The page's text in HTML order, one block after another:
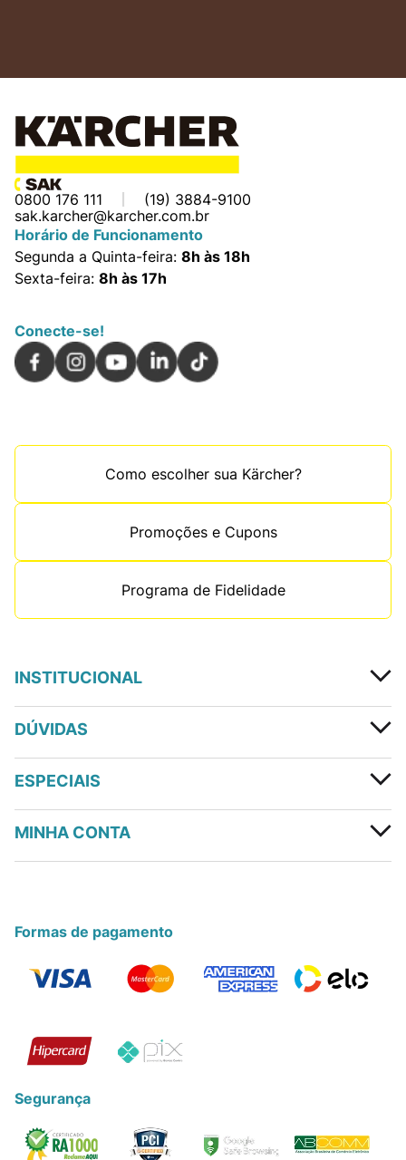
0800 176 111
(19) 3884-9100
sak.karcher@karcher.com.br
Horário de Funcionamento
Segunda a Quinta-feira: 8h às 18h
Sexta-feira: 8h às 17h
Conecte-se!
Como escolher sua Kärcher?
Promoções e Cupons
Programa de Fidelidade
INSTITUCIONAL
DÚVIDAS
ESPECIAIS
MINHA CONTA
Formas de pagamento
Segurança